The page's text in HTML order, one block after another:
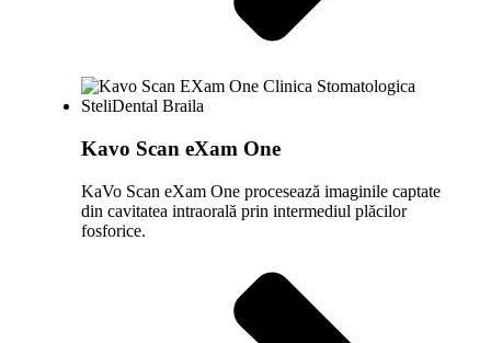
Kavo Scan eXam One
KaVo Scan eXam One procesează imaginile captate
din cavitatea intraorală prin intermediul plăcilor
fosforice.